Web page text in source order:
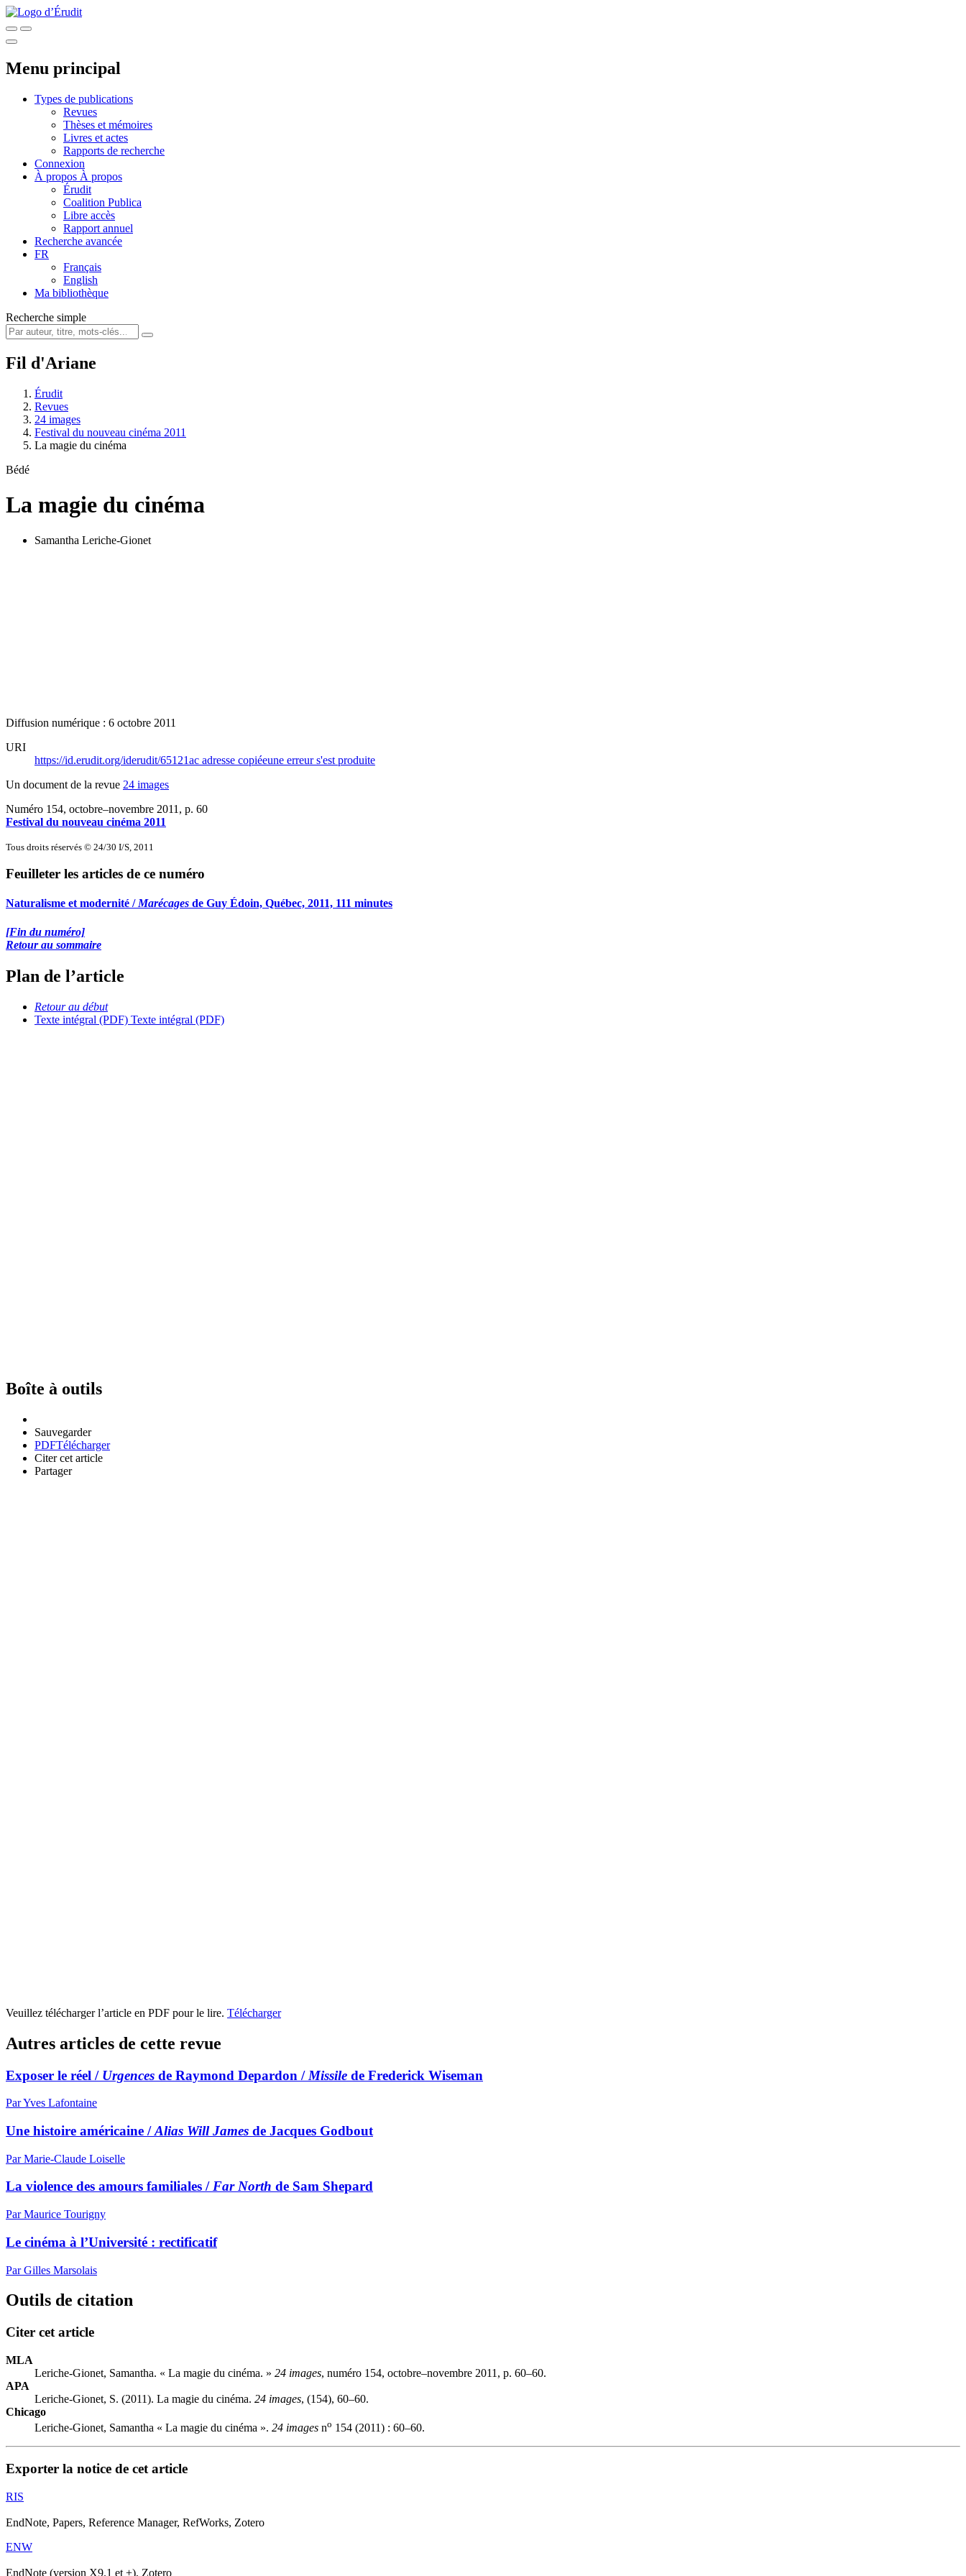
Menu principal
Types de publications
Revues
Thèses et mémoires
Livres et actes
Rapports de recherche
Connexion
À propos À propos
Érudit
Coalition Publica
Libre accès
Rapport annuel
Recherche avancée
FR
Français
English
Ma bibliothèque
Recherche simple
Fil d'Ariane
Érudit
Revues
24 images
Festival du nouveau cinéma 2011
La magie du cinéma
Bédé
La magie du cinéma
Samantha Leriche-Gionet
Diffusion numérique : 6 octobre 2011
URI
https://id.erudit.org/iderudit/65121ac adresse copiéeune erreur s'est produite
Un document de la revue 24 images
Numéro 154, octobre–novembre 2011 , p. 60
Festival du nouveau cinéma 2011
Tous droits réservés © 24/30 I/S, 2011
Feuilleter les articles de ce numéro
Naturalisme et modernité /Marécages de Guy Édoin, Québec, 2011, 111 minutes
[Fin du numéro]
Retour au sommaire
Plan de l’article
Retour au début
Texte intégral (PDF) Texte intégral (PDF)
Boîte à outils
Sauvegarder
PDFTélécharger
Citer cet article
Partager
Veuillez télécharger l’article en PDF pour le lire. Télécharger
Autres articles de cette revue
Exposer le réel / Urgences de Raymond Depardon / Missile de Frederick Wiseman
Par Yves Lafontaine
Une histoire américaine /Alias Will James de Jacques Godbout
Par Marie-Claude Loiselle
La violence des amours familiales /Far North de Sam Shepard
Par Maurice Tourigny
Le cinéma à l’Université : rectificatif
Par Gilles Marsolais
Outils de citation
Citer cet article
MLA
Leriche-Gionet, Samantha. « La magie du cinéma. » 24 images, numéro 154, octobre–novembre 2011, p. 60–60.
APA
Leriche-Gionet, S. (2011). La magie du cinéma. 24 images, (154), 60–60.
Chicago
Leriche-Gionet, Samantha « La magie du cinéma ». 24 images no 154 (2011) : 60–60.
Exporter la notice de cet article
RIS
EndNote, Papers, Reference Manager, RefWorks, Zotero
ENW
EndNote (version X9.1 et +), Zotero